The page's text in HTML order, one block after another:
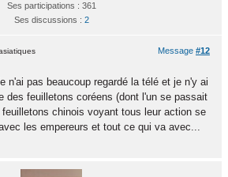
Ses participations : 361
Ses discussions : 2
Message #12
n'ai pas beaucoup regardé la télé et je n'y ai
des feuilletons coréens (dont l'un se passait
chinois voyant tous leur action se
les empereurs et tout ce qui va avec...